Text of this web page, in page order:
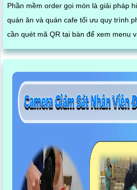
Phần mềm order gọi món là giải pháp
quán ăn và quán cafe tối ưu quy trình
cần quét mã QR tại bàn để xem menu